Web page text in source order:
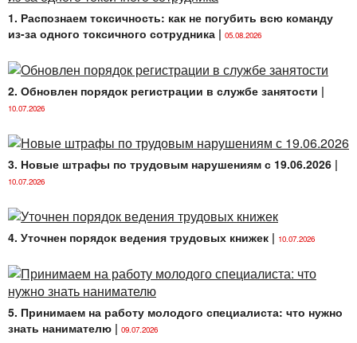
1. Распознаем токсичность: как не погубить всю команду
из-за одного токсичного сотрудника | 05.08.2026
2. Обновлен порядок регистрации в службе занятости |
10.07.2026
3. Новые штрафы по трудовым нарушениям с 19.06.2026 |
10.07.2026
4. Уточнен порядок ведения трудовых книжек | 10.07.2026
5. Принимаем на работу молодого специалиста: что нужно
знать нанимателю | 09.07.2026